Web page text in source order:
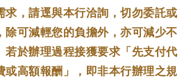
求，請逕與本行洽詢，切勿委託或
除可減輕您的負擔外，亦可減少不
若於辦理過程接獲要求「先支付代
或高額報酬」，即非本行辦理之規